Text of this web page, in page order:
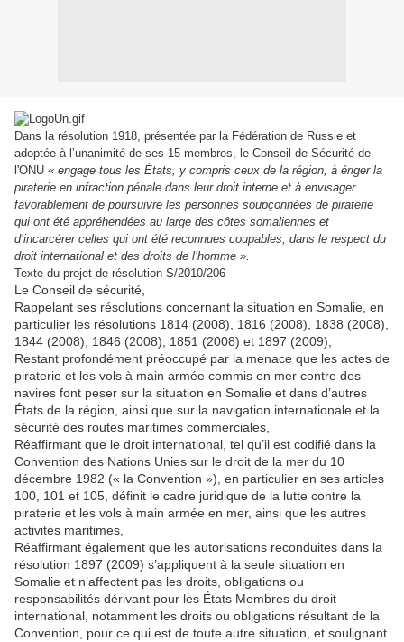
Dans la résolution 1918, présentée par la Fédération de Russie et
adoptée à l’unanimité de ses 15 membres, le Conseil de Sécurité de
l'ONU « engage tous les États, y compris ceux de la région, à ériger la
piraterie en infraction pénale dans leur droit interne et à envisager
favorablement de poursuivre les personnes soupçonnées de piraterie
qui ont été appréhendées au large des côtes somaliennes et
d’incarcérer celles qui ont été reconnues coupables, dans le respect du
droit international et des droits de l’homme ».
Texte du projet de résolution S/2010/206
Le Conseil de sécurité,
Rappelant ses résolutions concernant la situation en Somalie, en
particulier les résolutions 1814 (2008), 1816 (2008), 1838 (2008),
1844 (2008), 1846 (2008), 1851 (2008) et 1897 (2009),
Restant profondément préoccupé par la menace que les actes de
piraterie et les vols à main armée commis en mer contre des
navires font peser sur la situation en Somalie et dans d’autres
États de la région, ainsi que sur la navigation internationale et la
sécurité des routes maritimes commerciales,
Réaffirmant que le droit international, tel qu’il est codifié dans la
Convention des Nations Unies sur le droit de la mer du 10
décembre 1982 (« la Convention »), en particulier en ses articles
100, 101 et 105, définit le cadre juridique de la lutte contre la
piraterie et les vols à main armée en mer, ainsi que les autres
activités maritimes,
Réaffirmant également que les autorisations reconduites dans la
résolution 1897 (2009) s’appliquent à la seule situation en
Somalie et n’affectent pas les droits, obligations ou
responsabilités dérivant pour les États Membres du droit
international, notamment les droits ou obligations résultant de la
Convention, pour ce qui est de toute autre situation, et soulignant